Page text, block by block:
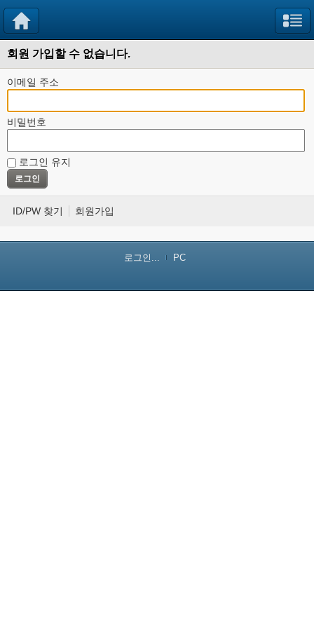
회원 가입할 수 없습니다.
이메일 주소
비밀번호
로그인 유지
ID/PW 찾기 회원가입
로그인... PC